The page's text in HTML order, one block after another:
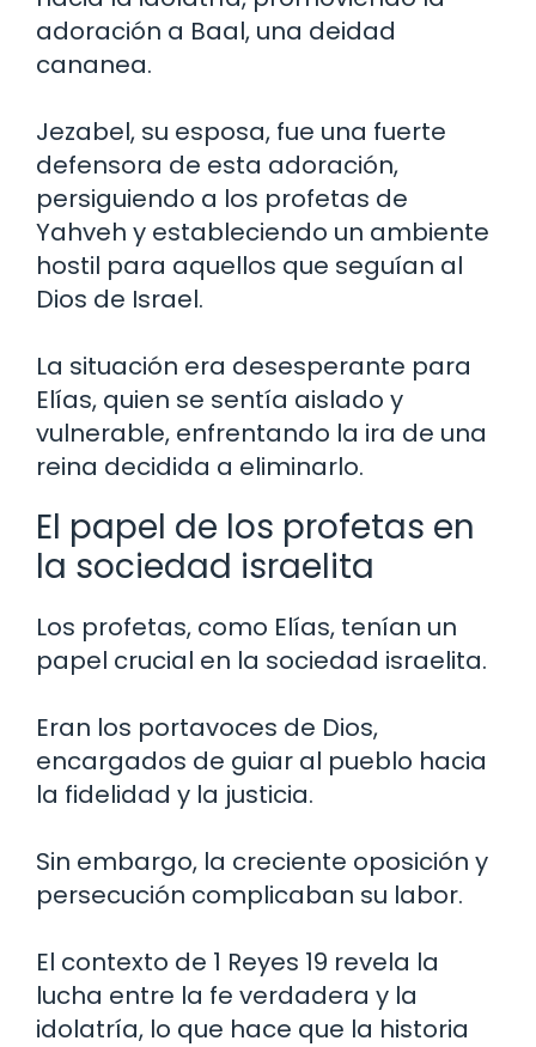
adoración a Baal, una deidad
cananea.
Jezabel, su esposa, fue una fuerte
defensora de esta adoración,
persiguiendo a los profetas de
Yahveh y estableciendo un ambiente
hostil para aquellos que seguían al
Dios de Israel.
La situación era desesperante para
Elías, quien se sentía aislado y
vulnerable, enfrentando la ira de una
reina decidida a eliminarlo.
El papel de los profetas en
la sociedad israelita
Los profetas, como Elías, tenían un
papel crucial en la sociedad israelita.
Eran los portavoces de Dios,
encargados de guiar al pueblo hacia
la fidelidad y la justicia.
Sin embargo, la creciente oposición y
persecución complicaban su labor.
El contexto de 1 Reyes 19 revela la
lucha entre la fe verdadera y la
idolatría, lo que hace que la historia